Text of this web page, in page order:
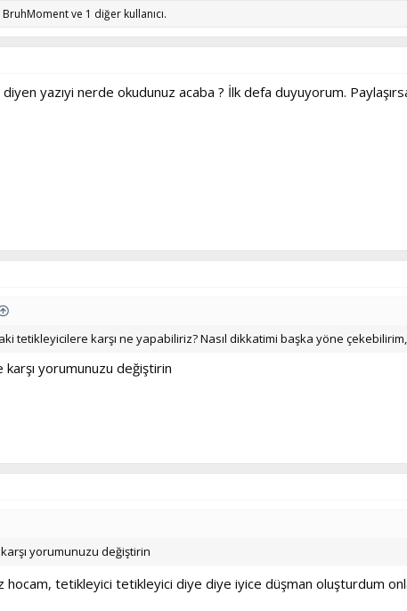
BruhMomentve 1 diğer kullanıcı.
yazıyi nerde okudunuz acaba ? İlk defa duyuyorum.
tetikleyicilere karşı ne yapabiliriz? Nasıl dikkatimi başka yöne
yorumunuzu değiştirin
yorumunuzu değiştirin
hocam, tetikleyici tetikleyici diye diye iyice düşman oluşturdum